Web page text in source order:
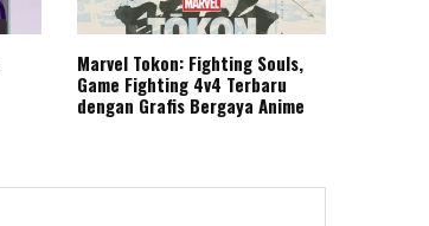
Marvel Tokon: Fighting Souls,
Game Fighting 4v4 Terbaru
dengan Grafis Bergaya Anime